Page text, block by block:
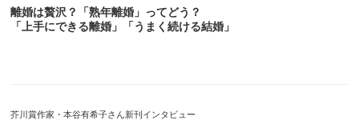
離婚は贅沢？「熟年離婚」ってどう？
「上手にできる離婚」「うまく続ける結婚」
芥川賞作家・本谷有希子さん新刊インタビュー